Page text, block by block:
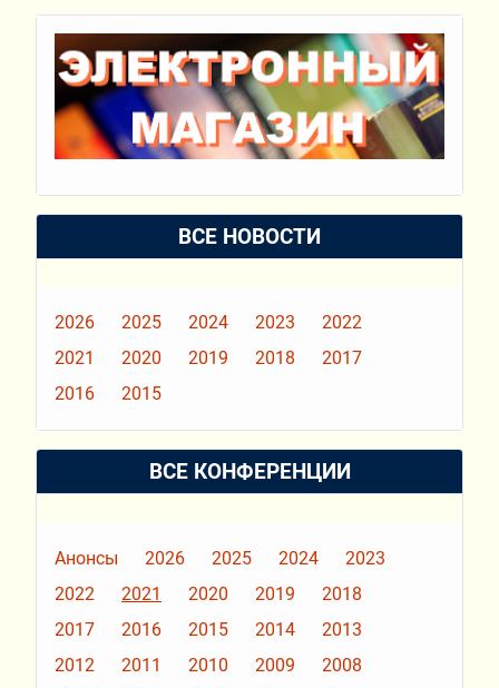
ВСЕ НОВОСТИ
2026 2025 2024 2023
2022
2021
2020 2019 2018
2017
2016
2015
ВСЕ КОНФЕРЕНЦИИ
Анонсы 2026 2025 2024
2023
2022
2021 2020 2019
2018
2017
2016 2015 2014
2013
2012
2011 2010 2009
2008